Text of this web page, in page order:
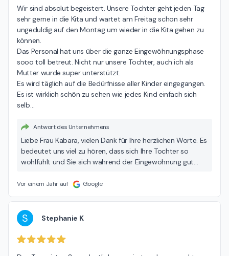
Wir sind absolut begeistert. Unsere Tochter geht jeden Tag
sehr gerne in die Kita und wartet am Freitag schon sehr
ungeduldig auf den Montag um wieder in die Kita gehen zu
können.
Das Personal hat uns über die ganze Eingewöhnungsphase
sooo toll betreut. Nicht nur unsere Tochter, auch ich als
Mutter wurde super unterstützt.
Es wird täglich auf die Bedürfnisse aller Kinder eingegangen.
Es ist wirklich schön zu sehen wie jedes Kind einfach sich
selb…
Antwort des Unternehmens
Liebe Frau Kabara, vielen Dank für Ihre herzlichen Worte. Es
bedeutet uns viel zu hören, dass sich Ihre Tochter so
wohlfühlt und Sie sich während der Eingewöhnung gut
zu unterstützen, ist für uns eine echte
Ihr Vertrauen auch für Ihre jüngere Tochter schenken.
Freundliche Grüße Ihr Denk mit Kita-Team
Vor einem Jahr auf Google
S Stephanie K